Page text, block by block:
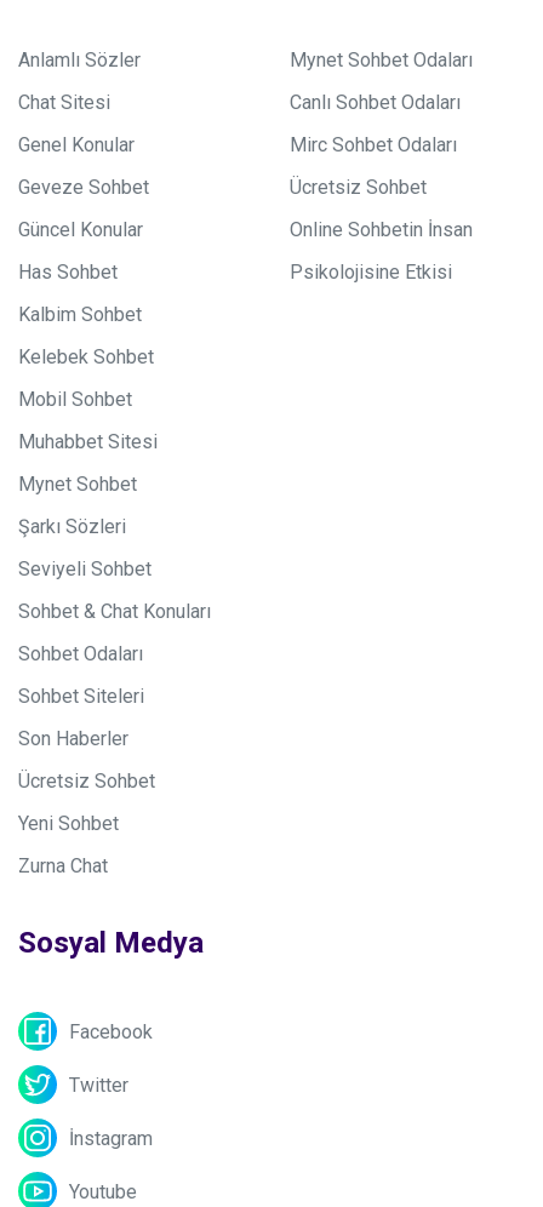
Anlamlı Sözler
Chat Sitesi
Genel Konular
Geveze Sohbet
Güncel Konular
Has Sohbet
Kalbim Sohbet
Kelebek Sohbet
Mobil Sohbet
Muhabbet Sitesi
Mynet Sohbet
Şarkı Sözleri
Seviyeli Sohbet
Sohbet & Chat Konuları
Sohbet Odaları
Sohbet Siteleri
Son Haberler
Ücretsiz Sohbet
Yeni Sohbet
Zurna Chat
Mynet Sohbet Odaları
Canlı Sohbet Odaları
Mirc Sohbet Odaları
Ücretsiz Sohbet
Online Sohbetin İnsan
Psikolojisine Etkisi
Sosyal Medya
Facebook
Twitter
İnstagram
Youtube